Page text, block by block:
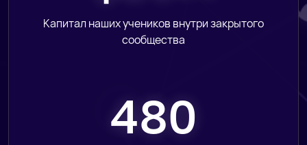
Капитал наших учеников внутри закрытого
сообщества
480